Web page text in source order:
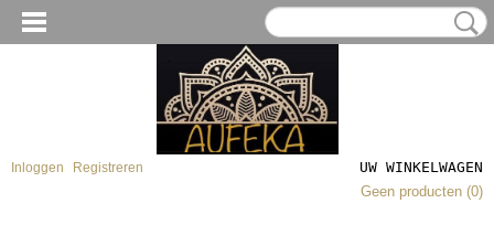
Inloggen Registreren
UW WINKELWAGEN
Geen producten (0)